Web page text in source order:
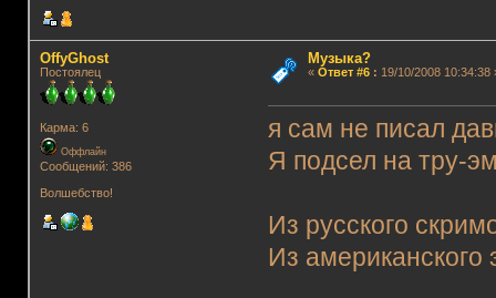
OffyGhost
Постоялец
Карма: 6
Оффлайн
Сообщений: 386
Волшебство!
Музыка?
« Ответ #6: 19/10/2008 10:34:38
я сам не писал
Я подсел на тру-
Из русского
Из